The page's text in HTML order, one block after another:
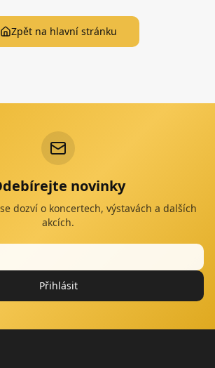
Zpět na hlavní stránku
novinky
dozví o koncertech, výstavách a dalších
akcích.
Přihlásit